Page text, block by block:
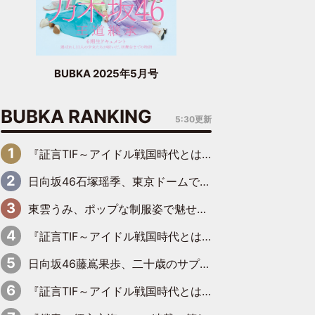
BUBKA 2025年5月号
BUBKA RANKING 5:30更新
『証言TIF～アイドル戦国時代とはなんだったのか～』第6回：でんぱ組.inc・古川未鈴×相沢梨紗「『ハロプロやりたかったな』って言ったら、夢眠ねむさんに『てめえはでんぱ組．incなんだよ！』って肩パンされて(笑)」
日向坂46石塚瑶季、東京ドームで“観戦バレ”！ ナイツ・塙も認めた「巨人に詳しすぎるアイドル」は元VENUSスクール生で杉内コーチ推し⁉
東雲うみ、ポップな制服姿で魅せる“東雲グリーン”の正体
『証言TIF～アイドル戦国時代とはなんだったのか～』第8回：Negicco・Nao☆×Megu×Kaede「東京からオファーが来たのと、梨の皮剥きとどっちが大事なんだって」
日向坂46藤嶌果歩、二十歳のサプライズバースデーに大喜び「頼られる先輩になれるように努力していきたい」
『証言TIF～アイドル戦国時代とはなんだったのか～』第10回：さくら学院・武藤彩未×飯田らうら「正直、中3で辞めるというのを信じてなくて。そう言われてはいたけど、嘘でしょって」